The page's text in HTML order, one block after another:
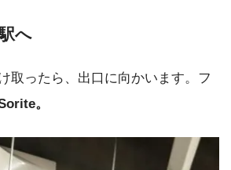
へ
取ったら、出口に向かいます。フ
。